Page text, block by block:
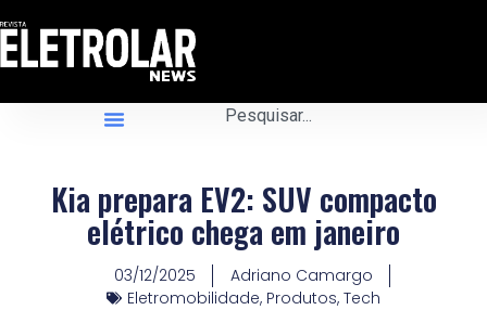
Kia prepara EV2: SUV compacto
elétrico chega em janeiro
03/12/2025
Adriano Camargo
Eletromobilidade, Produtos, Tech